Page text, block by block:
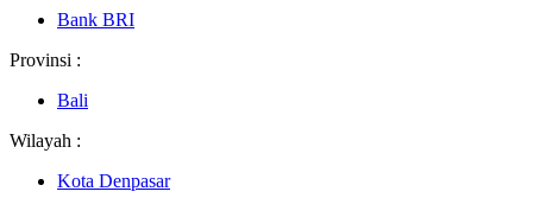
Bank BRI
Provinsi :
Bali
Wilayah :
Kota Denpasar